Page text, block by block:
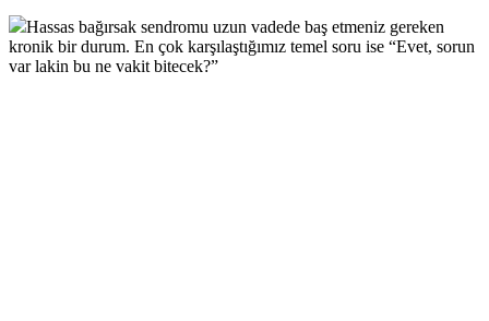
Hassas bağırsak sendromu uzun vadede baş etmeniz gereken
kronik bir durum. En çok karşılaştığımız temel soru ise “Evet, sorun
var lakin bu ne vakit bitecek?”